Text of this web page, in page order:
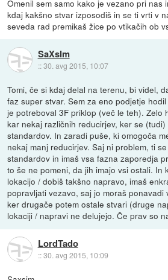
Omenil sem samo kako je vezano pri nas
kdaj kakšno stvar izposodiš in se ti vrti v
seveda rad premikaš žice po vtikačih ob
SaXsIm
::30. avg 2015, 10:07
Tomi, če si kdaj delal na terenu, bi videl,
faz super stvar. Sem za eno podjetje
je potreboval 3F priklop (več le teh). Zelo
kar nekaj različnih reducirjev, ker se
standardov. In zaradi puše, ki omogoča
nekaj manj reducirjev. Saj ni problem, ti
standardov in imaš vsa fazna zaporedja
to še ne pomeni, da jih imajo vsi ostali. In
lokacijo / dobiš takšno napravo, imaš
popravljati vezavo, saj jo moraš ponavadi
ker drugače potem ostale stvari (druge
lokaciji / napravi ne delujejo. Če prav so
LordTado
::30. avg 2015, 10:09